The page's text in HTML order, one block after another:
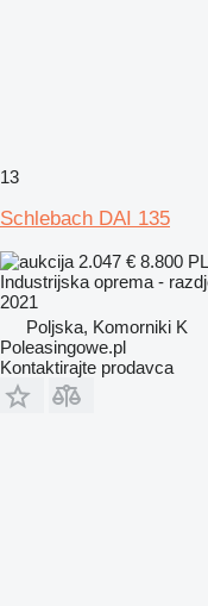
13
Schlebach DAI 135
2.047 € 8.800
Industrijska oprema -
2021
Poljska, Komorniki K
Poleasingowe.pl
Kontaktirajte prodavca